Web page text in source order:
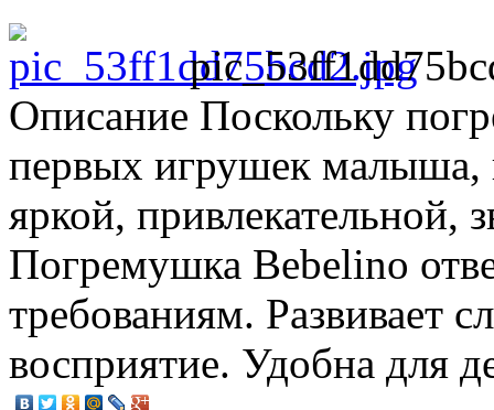
Описание Поскольку
первых игрушек малыша,
яркой, привлекательной,
Погремушка Bebelino
требованиям. Развивает
восприятие. Удобна для